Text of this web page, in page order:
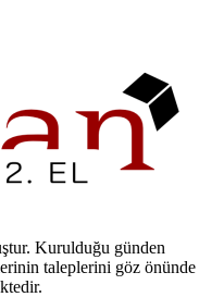
Kurulduğu günden
taleplerini göz önünde